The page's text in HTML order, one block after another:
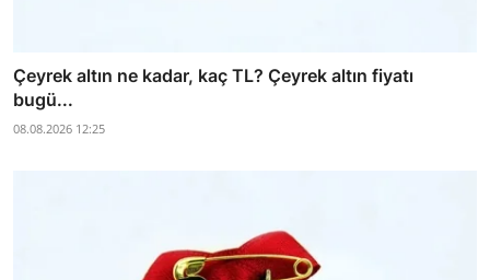
Çeyrek altın ne kadar, kaç TL? Çeyrek altın fiyatı
bugü...
08.08.2026 12:25